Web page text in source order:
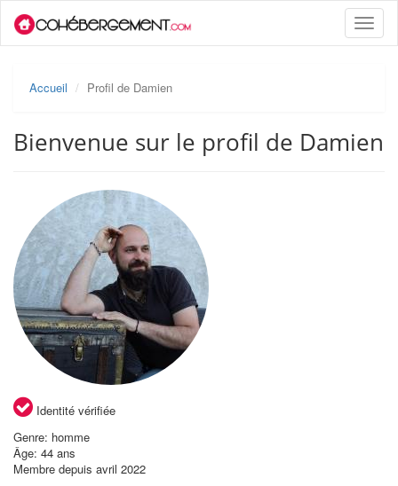
Toggle
Accueil Profil de Damien
Bienvenue sur le profil de Damien
Identité vérifiée
Genre: homme
Âge: 44 ans
Membre depuis avril 2022